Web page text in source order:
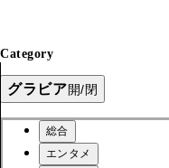
Category
グラビア開/閉
総合
エンタメ